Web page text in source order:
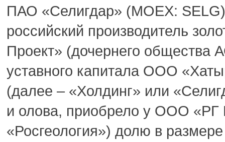
ПАО «Селигдар» (MOEX:
российский производитель
Проект» (дочернего общества
уставного капитала ООО
(далее – «Холдинг» или
и олова, приобрело у ООО «РГ
«Росгеология») долю в